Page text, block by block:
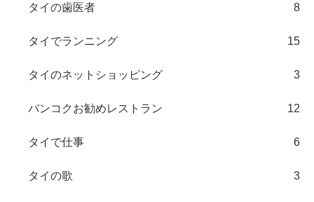
タイの歯医者 8
タイでランニング 15
タイのネットショッピング 3
バンコクお勧めレストラン 12
タイで仕事 6
タイの歌 3